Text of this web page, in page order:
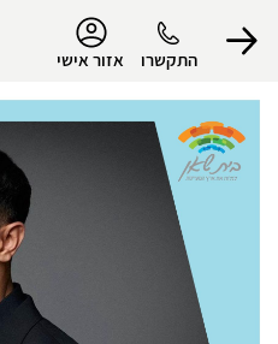
התקשרו אזור אישי